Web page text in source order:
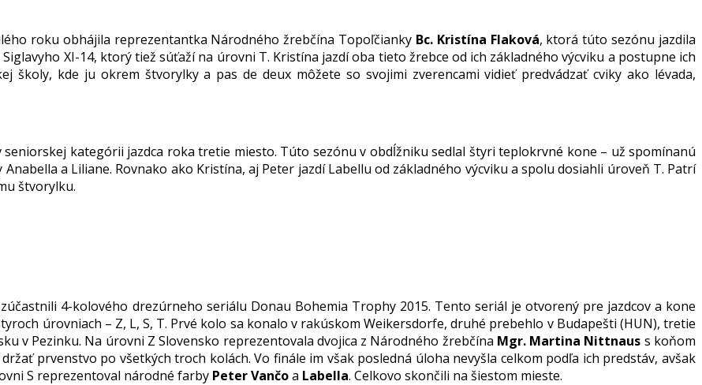
roku obhájila reprezentantka Národného žrebčína Topoľčianky Bc. Kristína Flaková, ktorá túto sezónu jazdila
XI-14, ktorý tiež súťaží na úrovni T. Kristína jazdí oba tieto žrebce od ich základného výcviku a postupne ich
školy, kde ju okrem štvorylky a pas de deux môžete so svojimi zverencami vidieť predvádzať cviky ako lévada,
kategórii jazdca roka tretie miesto. Túto sezónu v obdĺžniku sedlal štyri teplokrvné kone – už spomínanú
a Liliane. Rovnako ako Kristína, aj Peter jazdí Labellu od základného výcviku a spolu dosiahli úroveň T. Patrí
štvorylku.
4-kolového drezúrneho seriálu Donau Bohemia Trophy 2015. Tento seriál je otvorený pre jazdcov a kone
úrovniach – Z, L, S, T. Prvé kolo sa konalo v rakúskom Weikersdorfe, druhé prebehlo v Budapešti (HUN), tretie
v Pezinku. Na úrovni Z Slovensko reprezentovala dvojica z Národného žrebčína Mgr. Martina Nittnaus s koňom
prvenstvo po všetkých troch kolách. Vo finále im však posledná úloha nevyšla celkom podľa ich predstáv, avšak
S reprezentoval národné farby Peter Vančoa Labella. Celkovo skončili na šiestom mieste.